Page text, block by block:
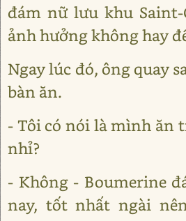
đám nữ lưu khu Saint-
ảnh hưởng không hay
Ngay lúc đó, ông quay
bàn ăn.
- Tôi có nói là mình ăn
nhỉ?
- Không - Boumerine
nay, tốt nhất ngài